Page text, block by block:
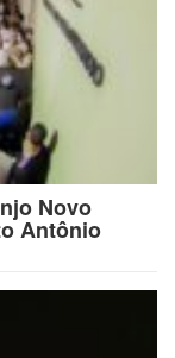
Novo
Antônio